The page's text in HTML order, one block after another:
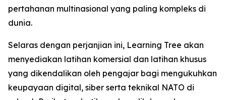
pertahanan multinasional yang paling kompleks di
dunia.
Selaras dengan perjanjian ini, Learning Tree akan
menyediakan latihan komersial dan latihan khusus
yang dikendalikan oleh pengajar bagi mengukuhkan
keupayaan digital, siber serta teknikal NATO di